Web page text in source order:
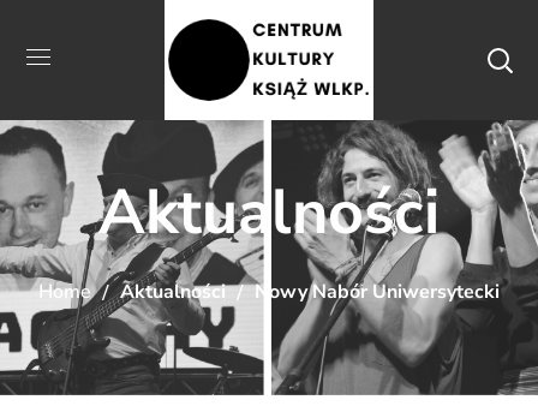
Aktualności
Home Aktualności Nowy Nabór Uniwersytecki